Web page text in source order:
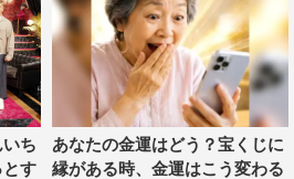
願だった米進出にまつわる領収書
義で映画監督の顔も持ち、ハリウ
標だったと語る品川。昨年実際
かり、満を辞して米国へ。しかし
大事件に巻き込まれてしまい即帰
ち
す
あなたの金運はどう？宝くじに
縁がある時、金運はこう変わる